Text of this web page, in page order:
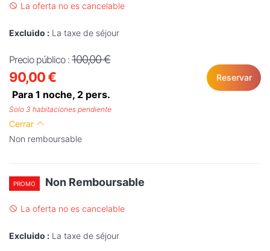
La oferta no es cancelable
Excluido : La taxe de séjour
Precio público : 100,00 €
90,00 €
Para 1 noche, 2 pers.
Reservar
Solo 3 habitaciones pendiente
Cerrar
Non remboursable
PROMO Non Remboursable
La oferta no es cancelable
Excluido : La taxe de séjour